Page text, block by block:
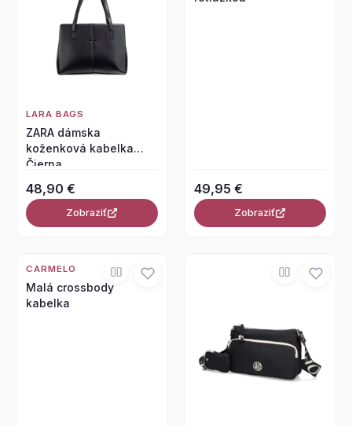
LARA BAGS
ZARA dámska
koženková kabelka
Čierna
48,90 €
Zobraziť
49,95 €
Zobraziť
CARMELO
Malá crossbody
kabelka